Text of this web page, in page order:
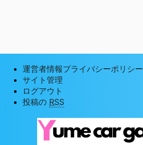
運営者情報プライバシーポリシー
サイト管理
ログアウト
投稿の RSS